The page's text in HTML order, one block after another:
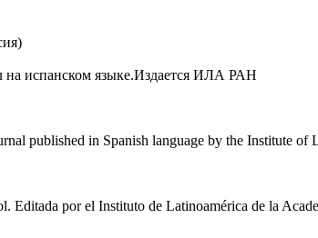
испанском языке.Издается ИЛА РАН
published in Spanish language by the Institute
Editada por el Instituto de Latinoamérica de la